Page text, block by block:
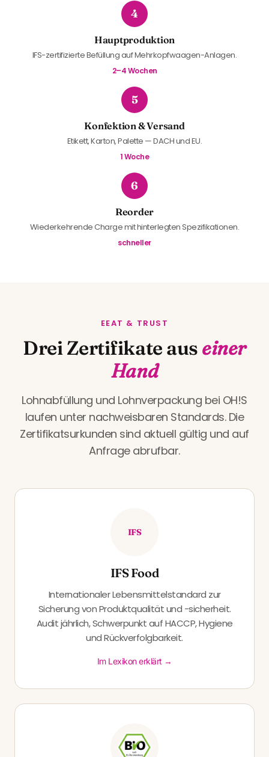
4
Hauptproduktion
IFS-zertifizierte Befüllung auf Mehrkopfwaagen-Anlagen.
2–4 Wochen
5
Konfektion & Versand
Etikett, Karton, Palette — DACH und EU.
1 Woche
6
Reorder
Wiederkehrende Charge mit hinterlegten Spezifikationen.
schneller
EEAT & TRUST
Drei Zertifikate aus einer
Hand
Lohnabfüllung und Lohnverpackung bei OH!S
laufen unter nachweisbaren Standards. Die
Zertifikatsurkunden sind aktuell gültig und auf
Anfrage abrufbar.
IFS
IFS Food
Internationaler Lebensmittelstandard zur
Sicherung von Produktqualität und -sicherheit.
Audit jährlich, Schwerpunkt auf HACCP, Hygiene
und Rückverfolgbarkeit.
Im Lexikon erklärt →